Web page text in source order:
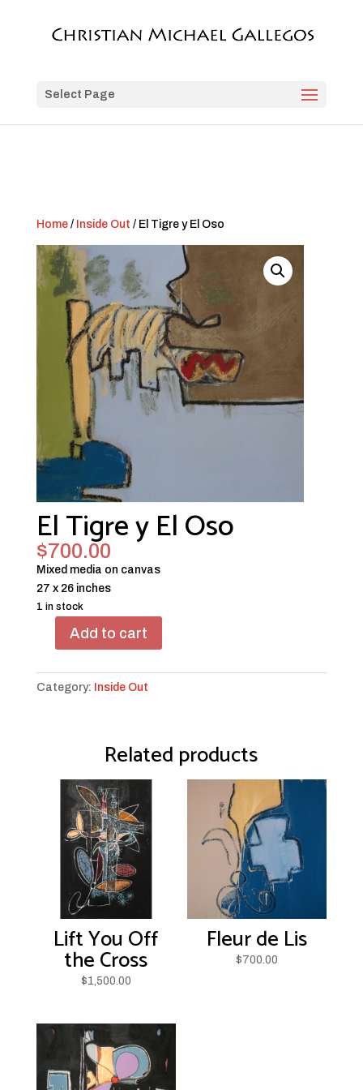
Select Page
Home/ Inside Out / El Tigre y El Oso
El Tigre y El Oso
$700.00
Mixed media on canvas
27 x 26 inches
1 in stock
Add to cart
Category: Inside Out
Related products
Lift You Off
the Cross
$1,500.00
Fleur de Lis
$700.00